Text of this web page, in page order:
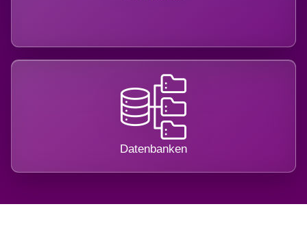
Datenbanken